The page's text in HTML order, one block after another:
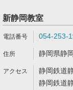
新静岡教室
054-253-
静岡県静
静岡鉄道
静岡鉄道